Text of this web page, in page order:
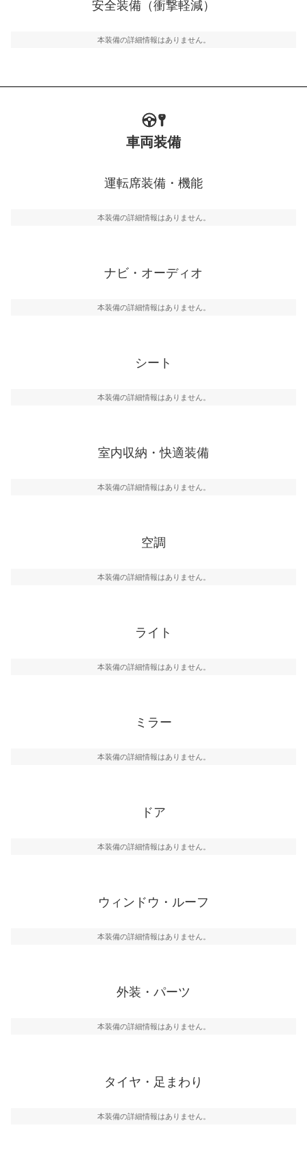
るSRSエアバッグシステム、プリテンショナーシートベ
安全装備（衝撃軽減）
本装備の詳細情報はありません。
車両装備
運転席装備・機能
本装備の詳細情報はありません。
ナビ・オーディオ
本装備の詳細情報はありません。
シート
本装備の詳細情報はありません。
室内収納・快適装備
本装備の詳細情報はありません。
空調
本装備の詳細情報はありません。
ライト
本装備の詳細情報はありません。
ミラー
本装備の詳細情報はありません。
ドア
本装備の詳細情報はありません。
ウィンドウ・ルーフ
本装備の詳細情報はありません。
外装・パーツ
本装備の詳細情報はありません。
タイヤ・足まわり
本装備の詳細情報はありません。